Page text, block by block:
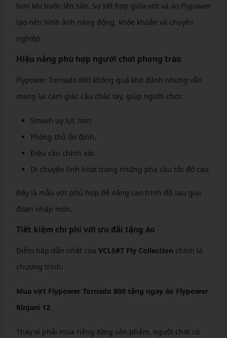
hơn khi bước lên sân. Sự kết hợp giữa vợt và áo Flypower
tạo nên hình ảnh năng động, khỏe khoắn và chuyên
nghiệp.
Hiệu năng phù hợp người chơi phong trào
Flypower Tornado 800 không quá khó đánh nhưng vẫn
mang lại cảm giác cầu chắc tay, giúp người chơi:
Smash uy lực hơn.
Phòng thủ ổn định.
Điều cầu chính xác.
Di chuyển linh hoạt trong những pha cầu tốc độ cao.
Đây là mẫu vợt phù hợp để nâng cao trình độ sau giai
đoạn nhập môn.
Tiết kiệm chi phí với ưu đãi tặng áo
Điểm hấp dẫn nhất của VCLS#7 Fly Collection chính là
chương trình:
Mua vợt Flypower Tornado 800 tặng ngay áo Flypower
Rinjani 12.
Thay vì phải mua riêng từng sản phẩm, người chơi có